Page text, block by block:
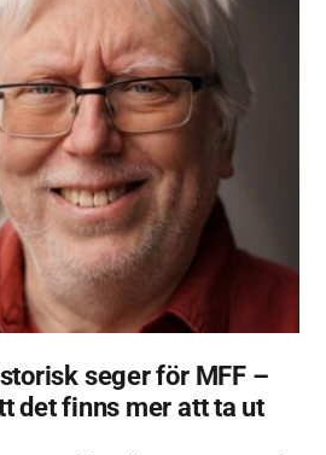
seger för MFF –
det finns mer att ta ut